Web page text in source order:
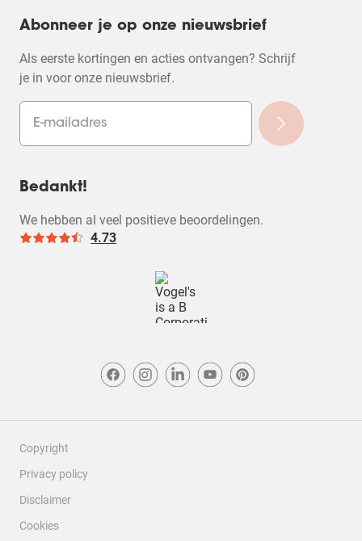
Abonneer je op onze nieuwsbrief
Als eerste kortingen en acties ontvangen? Schrijf
je in voor onze nieuwsbrief.
Bedankt!
We hebben al veel positieve beoordelingen.
4.73
Copyright
Privacy policy
Disclaimer
Cookies